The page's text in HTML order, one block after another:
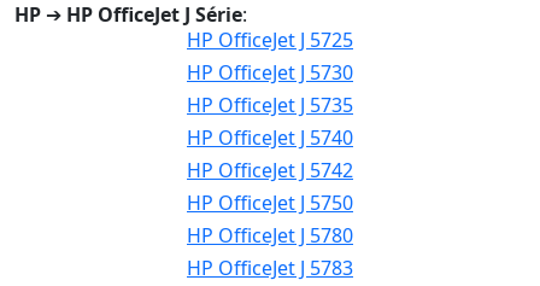
HP ➔ HP OfficeJet J Série:
HP OfficeJet J 5725
HP OfficeJet J 5730
HP OfficeJet J 5735
HP OfficeJet J 5740
HP OfficeJet J 5742
HP OfficeJet J 5750
HP OfficeJet J 5780
HP OfficeJet J 5783